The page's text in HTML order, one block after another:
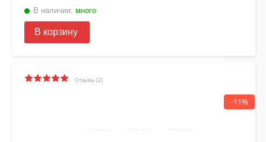
В наличии: много
В корзину
Отзывы (2)
-11%